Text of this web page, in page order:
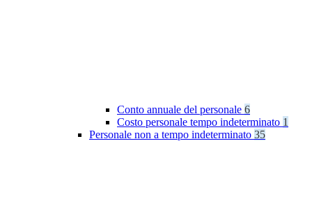
Conto annuale del personale 6
Costo personale tempo indeterminato 1
Personale non a tempo indeterminato 35